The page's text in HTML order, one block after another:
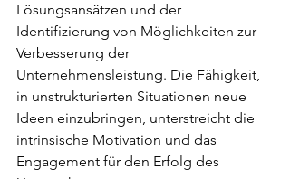
Lösungsansätzen und der
Identifizierung von Möglichkeiten zur
Verbesserung der
Unternehmensleistung. Die Fähigkeit,
in unstrukturierten Situationen neue
Ideen einzubringen, unterstreicht die
intrinsische Motivation und das
Engagement für den Erfolg des